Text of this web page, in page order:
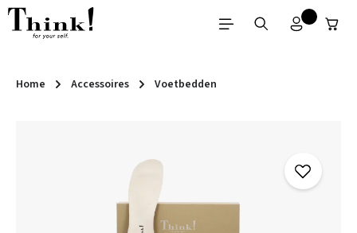
Ga naar de hoofdinhoud
Home Accessoires Voetbedden